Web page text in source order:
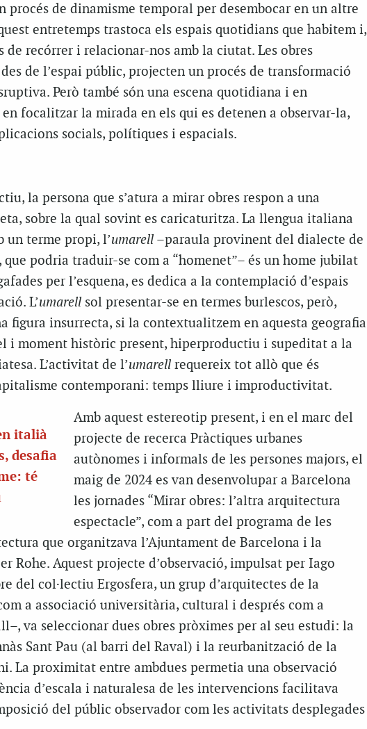
procés de dinamisme temporal per desembocar en un altre
entretemps trastoca els espais quotidians que habitem i,
de recórrer i relacionar-nos amb la ciutat. Les obres
de l’espai públic, projecten un procés de transformació
Però també són una escena quotidiana i en
en focalitzar la mirada en els qui es detenen a observar-la,
socials, polítiques i espacials.
la persona que s’atura a mirar obres respon a una
sobre la qual sovint es caricaturitza. La llengua italiana
un terme propi, l’umarell–paraula provinent del dialecte de
podria traduir-se com a “homenet”– és un home jubilat
per l’esquena, es dedica a la contemplació d’espais
L’umarellsol presentar-se en termes burlescos, però,
figura insurrecta, si la contextualitzem en aquesta geografia
i moment històric present, hiperproductiu i supeditat a la
L’activitat de l’umarellrequereix tot allò que és
contemporani: temps lliure i improductivitat.
italià
desafia
té
Amb aquest estereotip present, i en el marc del
projecte de recerca Pràctiques urbanes
autònomes i informals de les persones majors, el
maig de 2024 es van desenvolupar a Barcelona
les jornades “Mirar obres: l’altra arquitectura
espectacle”, com a part del programa de les
que organitzava l’Ajuntament de Barcelona i la
Rohe. Aquest projecte d’observació, impulsat per Iago
del col·lectiu Ergosfera, un grup d’arquitectes de la
a associació universitària, cultural i després com a
va seleccionar dues obres pròximes per al seu estudi: la
Sant Pau (al barri del Raval) i la reurbanització de la
La proximitat entre ambdues permetia una observació
d’escala i naturalesa de les intervencions facilitava
del públic observador com les activitats desplegades